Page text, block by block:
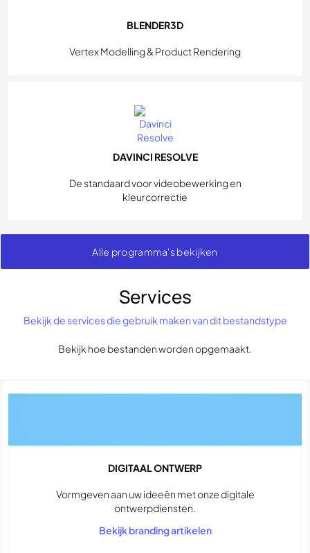
BLENDER3D
Vertex Modelling & Product Rendering
DAVINCI RESOLVE
De standaard voor videobewerking en
kleurcorrectie
Alle programma's bekijken
Services
Bekijk de services die gebruik maken van dit bestandstype
Bekijk hoe bestanden worden opgemaakt.
DIGITAAL ONTWERP
Vormgeven aan uw ideeën met onze digitale
ontwerpdiensten.
Bekijk branding artikelen